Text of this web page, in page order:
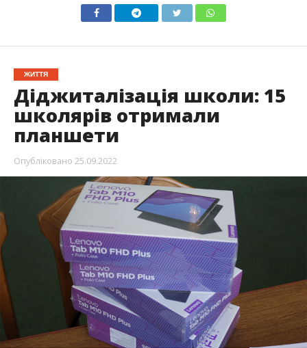
ЖИТТЯ
Діджиталізація школи: 15
школярів отримали
планшети
Опубліковано 25.09.2022